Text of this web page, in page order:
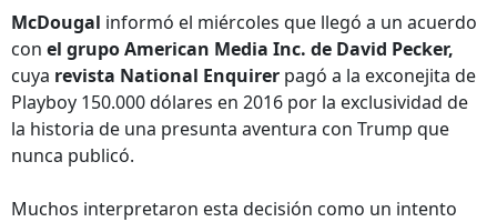
McDougal informó el miércoles que llegó a un acuerdo
con el grupo American Media Inc. de David Pecker,
cuya revista National Enquirer pagó a la exconejita de
Playboy 150.000 dólares en 2016 por la exclusividad de
la historia de una presunta aventura con Trump que
nunca publicó.
Muchos interpretaron esta decisión como un intento